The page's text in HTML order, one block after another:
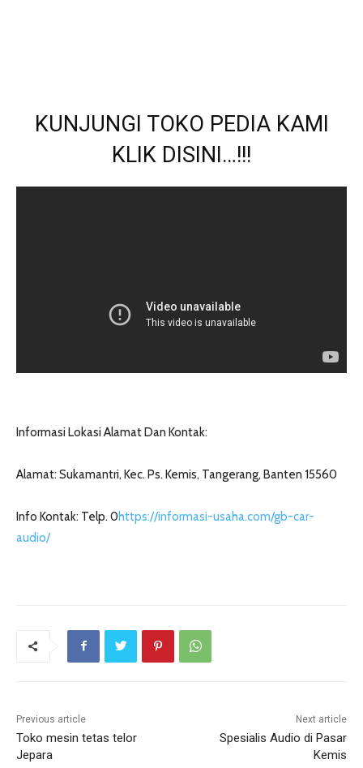
KUNJUNGI TOKO PEDIA KAMI
KLIK DISINI…!!!
Informasi Lokasi Alamat Dan Kontak:
Alamat: Sukamantri, Kec. Ps. Kemis, Tangerang, Banten 15560
Info Kontak: Telp. 0https://informasi-usaha.com/gb-car-
audio/‎
Previous article
Toko mesin tetas telor
Jepara
Next article
Spesialis Audio di Pasar
Kemis